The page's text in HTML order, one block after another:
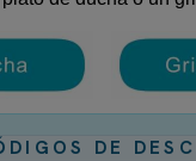
DE